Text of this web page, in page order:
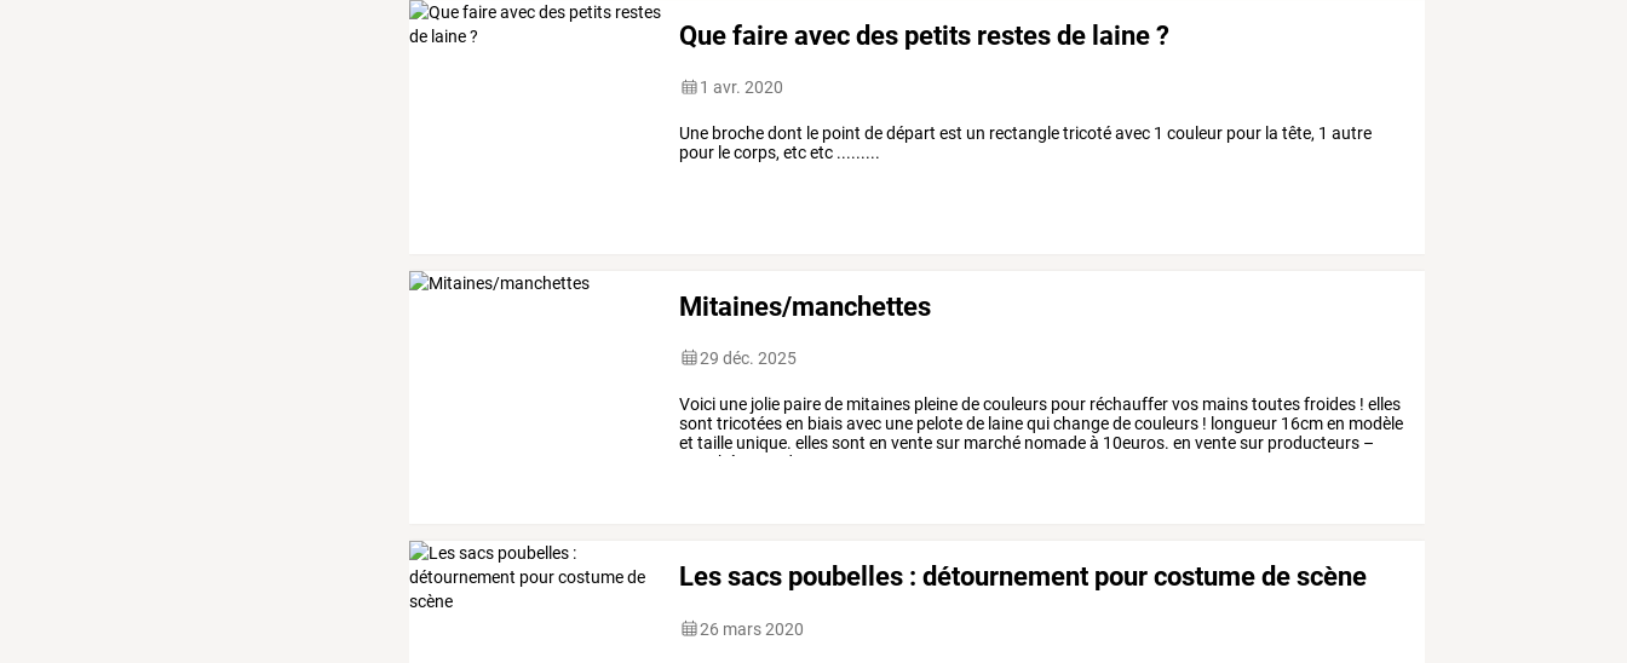
Que faire avec des petits restes de laine ?
1 avr. 2020
Une broche dont le point de départ est un rectangle tricoté avec 1 couleur pour la tête, 1 autre
pour le corps, etc etc .........
Mitaines/manchettes
29 déc. 2025
Voici une jolie pairede mitaines pleinedecouleurs pour réchauffervos mainstoutesfroides ! elles
sont tricotéesen biaisavec une pelotede lainequichangedecouleurs ! longueur 16cmen modèle
et taille unique. ellessont en ventesur marché nomadeà 10euros. en ventesur producteurs –
marché nomade
Les sacs poubelles : détournement pour costume de scène
26 mars 2020